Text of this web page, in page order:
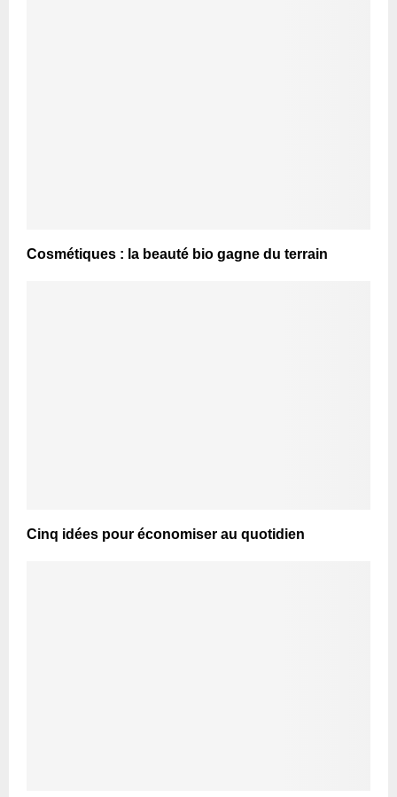
Cosmétiques : la beauté bio gagne du terrain
Cinq idées pour économiser au quotidien